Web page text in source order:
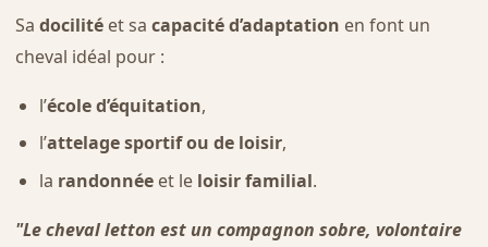
Sa docilitéet sa capacité d’adaptation en font un
cheval idéal pour :
l’école d’équitation,
l’attelage sportif ou de loisir,
la randonnéeet le loisir familial.
"Le cheval letton est un compagnon sobre, volontaire